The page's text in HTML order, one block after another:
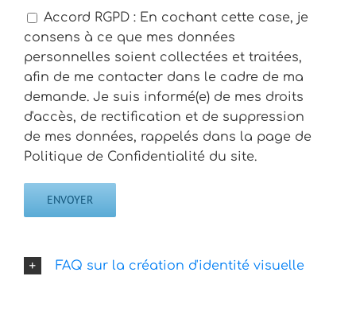
Accord RGPD : En cochant cette case, je
consens à ce que mes données
personnelles soient collectées et traitées,
afin de me contacter dans le cadre de ma
demande. Je suis informé(e) de mes droits
d'accès, de rectification et de suppression
de mes données, rappelés dans la page de
Politique de Confidentialité du site.
FAQ sur la création d'identité visuelle